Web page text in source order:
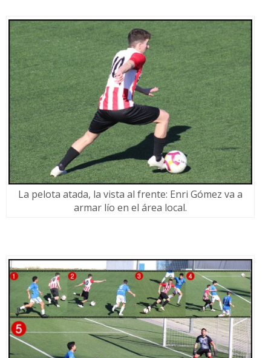
La pelota atada, la vista al frente: Enri Gómez va a
armar lío en el área local.